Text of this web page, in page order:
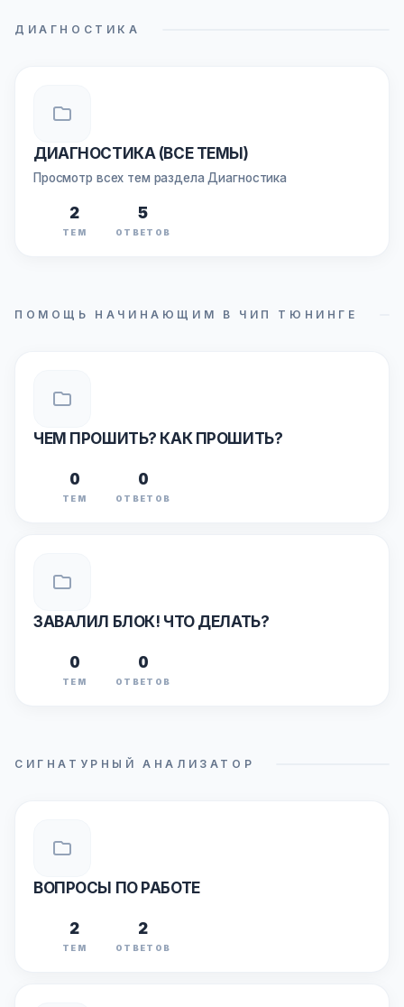
ДИАГНОСТИКА
ДИАГНОСТИКА (ВСЕ ТЕМЫ)
Просмотр всех тем раздела Диагностика
2
ТЕМ
5
ОТВЕТОВ
ПОМОЩЬ НАЧИНАЮЩИМ В ЧИП ТЮНИНГЕ
ЧЕМ ПРОШИТЬ? КАК ПРОШИТЬ?
0
ТЕМ
0
ОТВЕТОВ
ЗАВАЛИЛ БЛОК! ЧТО ДЕЛАТЬ?
0
ТЕМ
0
ОТВЕТОВ
СИГНАТУРНЫЙ АНАЛИЗАТОР
ВОПРОСЫ ПО РАБОТЕ
2
ТЕМ
2
ОТВЕТОВ